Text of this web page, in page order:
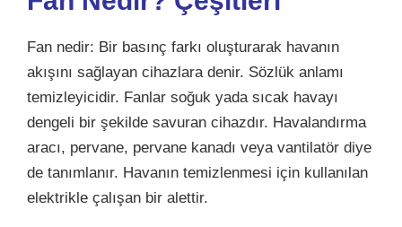
Fan nedir: Bir basınç farkı oluşturarak havanın
akışını sağlayan cihazlara denir. Sözlük anlamı
temizleyicidir. Fanlar soğuk yada sıcak havayı
dengeli bir şekilde savuran cihazdır. Havalandırma
aracı, pervane, pervane kanadı veya vantilatör diye
de tanımlanır. Havanın temizlenmesi için kullanılan
elektrikle çalışan bir alettir.